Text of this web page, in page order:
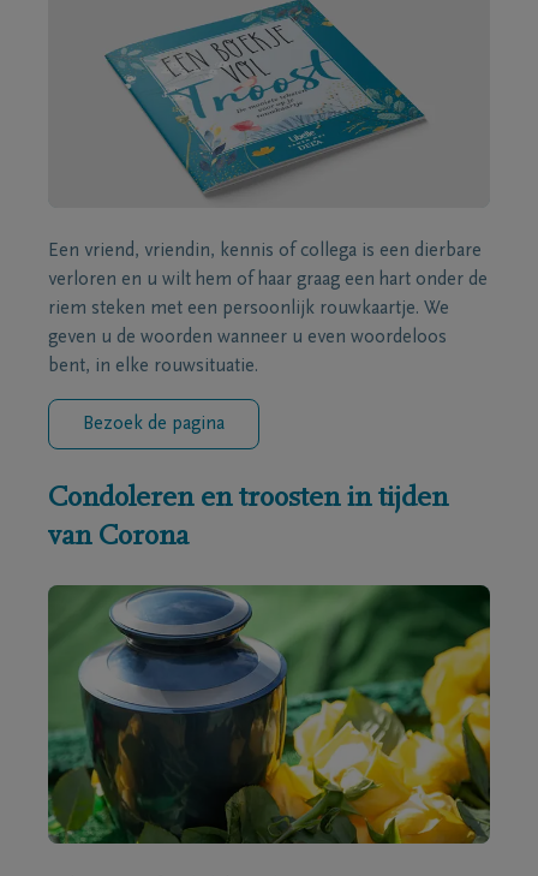
Een vriend, vriendin, kennis of collega is een dierbare
verloren en u wilt hem of haar graag een hart onder de
riem steken met een persoonlijk rouwkaartje. We
geven u de woorden wanneer u even woordeloos
bent, in elke rouwsituatie.
Bezoek de pagina
Condoleren en troosten in tijden
van Corona